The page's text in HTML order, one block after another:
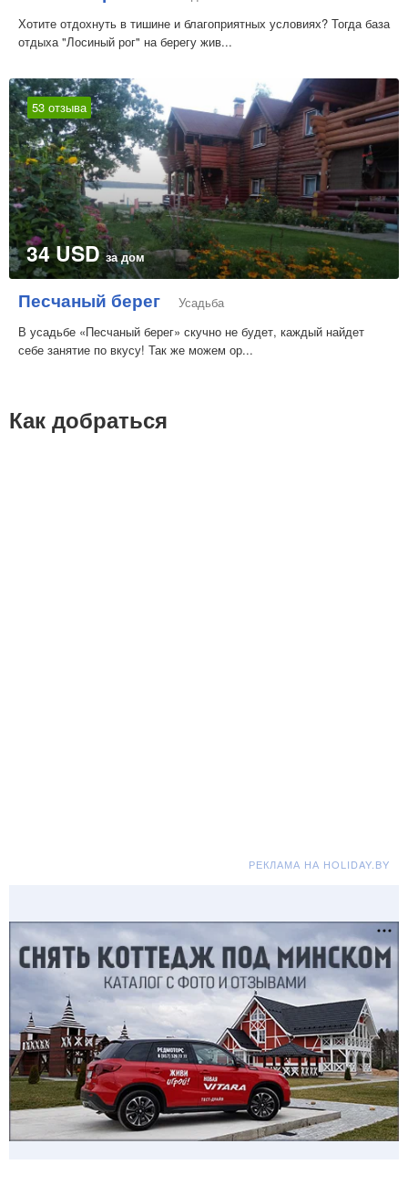
Хотите отдохнуть в тишине и благоприятных условиях? Тогда база
отдыха "Лосиный рог" на берегу жив...
53 отзыва
34 USDза дом
Песчаный берег
Усадьба
В усадьбе «Песчаный берег» скучно не будет, каждый найдет
себе занятие по вкусу! Так же можем ор...
Как добраться
РЕКЛАМА НА HOLIDAY.BY